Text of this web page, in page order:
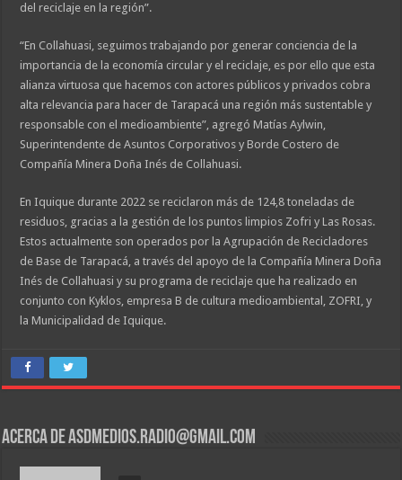
del reciclaje en la región”.
“En Collahuasi, seguimos trabajando por generar conciencia de la
importancia de la economía circular y el reciclaje, es por ello que esta
alianza virtuosa que hacemos con actores públicos y privados cobra
alta relevancia para hacer de Tarapacá una región más sustentable y
responsable con el medioambiente”, agregó Matías Aylwin,
Superintendente de Asuntos Corporativos y Borde Costero de
Compañía Minera Doña Inés de Collahuasi.
En Iquique durante 2022 se reciclaron más de 124,8 toneladas de
residuos, gracias a la gestión de los puntos limpios Zofri y Las Rosas.
Estos actualmente son operados por la Agrupación de Recicladores
de Base de Tarapacá, a través del apoyo de la Compañía Minera Doña
Inés de Collahuasi y su programa de reciclaje que ha realizado en
conjunto con Kyklos, empresa B de cultura medioambiental, ZOFRI, y
la Municipalidad de Iquique.
Acerca de asdmedios.radio@gmail.com